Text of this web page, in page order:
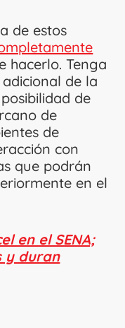
de estos
hacerlo. Tenga
de la
de
de
de
con
que podrán
en el
en el SENA;
y duran